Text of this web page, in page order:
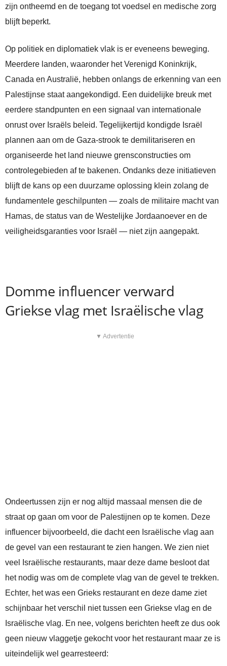
zijn ontheemd en de toegang tot voedsel en medische zorg
blijft beperkt.
Op politiek en diplomatiek vlak is er eveneens beweging.
Meerdere landen, waaronder het Verenigd Koninkrijk,
Canada en Australië, hebben onlangs de erkenning van een
Palestijnse staat aangekondigd. Een duidelijke breuk met
eerdere standpunten en een signaal van internationale
onrust over Israëls beleid. Tegelijkertijd kondigde Israël
plannen aan om de Gaza-strook te demilitariseren en
organiseerde het land nieuwe grensconstructies om
controlegebieden af te bakenen. Ondanks deze initiatieven
blijft de kans op een duurzame oplossing klein zolang de
fundamentele geschilpunten — zoals de militaire macht van
Hamas, de status van de Westelijke Jordaanoever en de
veiligheidsgaranties voor Israël — niet zijn aangepakt.
Domme influencer verward
Griekse vlag met Israëlische vlag
▼ Advertentie
Ondeertussen zijn er nog altijd massaal mensen die de
straat op gaan om voor de Palestijnen op te komen. Deze
influencer bijvoorbeeld, die dacht een Israëlische vlag aan
de gevel van een restaurant te zien hangen. We zien niet
veel Israëlische restaurants, maar deze dame besloot dat
het nodig was om de complete vlag van de gevel te trekken.
Echter, het was een Grieks restaurant en deze dame ziet
schijnbaar het verschil niet tussen een Griekse vlag en de
Israëlische vlag. En nee, volgens berichten heeft ze dus ook
geen nieuw vlaggetje gekocht voor het restaurant maar ze is
uiteindelijk wel gearresteerd: